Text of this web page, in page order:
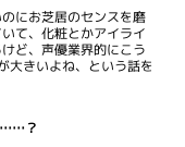
にお芝居のセンスを磨
て、化粧とかアイライ
ど、声優業界的にこう
大きいよね、という話を
……？